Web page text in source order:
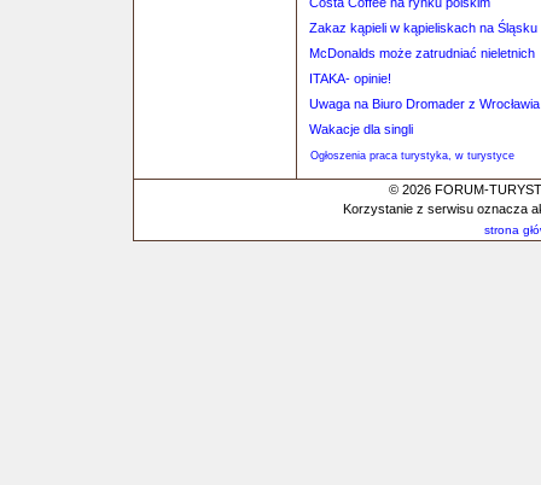
Zakaz kąpieli w kąpieliskach na
McDonalds może zatrudniać nieletnich
ITAKA- opinie!
Uwaga na Biuro Dromader z Wrocławia
Wakacje dla singli
Ogłoszenia praca turystyka, w turystyce
© 2026 FORUM-
Korzystanie z serwisu oznacza
strona